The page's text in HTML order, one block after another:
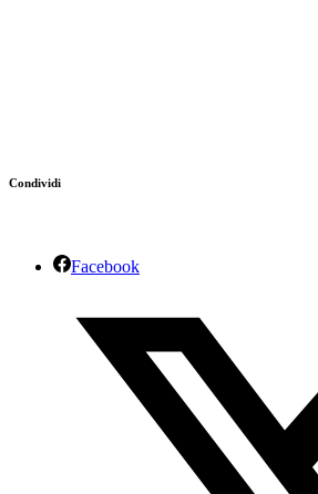
Condividi
Facebook